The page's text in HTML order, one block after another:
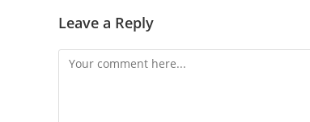
Leave a Reply
Comment